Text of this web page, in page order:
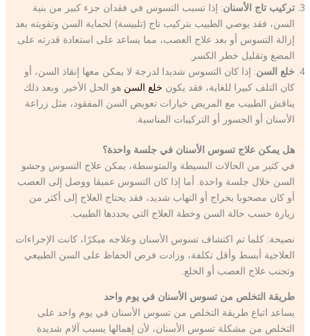
تركيب تاج الأسنان: إذا تسبب التسوس في فقدان جزء كبير من بنية
السن، فقد يوصي الطبيب بتركيب تاج (تلبيسة) لحماية السن وتقويته بعد
إزالة التسوس أو بعد علاج العصب، مما يساعد على استعادة قدرته على
المضغ وتقليل خطر الكسر.
خلع السن: إذا كان التسوس شديدا لدرجة لا يمكن معها إنقاذ السن، أو
كان التلف كبيرا للغاية، فقد يكون خلع السن هو الحل الأخير. وبعد ذلك
يناقش الطبيب مع المريض خيارات تعويض السن المفقود، مثل زراعة
الأسنان أو الجسور أو التركيبات المناسبة.
هل يمكن علاج تسوس الأسنان في جلسة واحدة؟
في كثير من الحالات البسيطة والمتوسطة، يمكن علاج التسوس وحشو
السن خلال جلسة واحدة. أما إذا كان التسوس عميقا ووصل إلى العصب
أو كان مصحوبا بخراج أو التهاب شديد، فقد يحتاج العلاج إلى أكثر من
زيارة حسب حالة السن وخطة العلاج التي يحددها الطبيب.
نصيحة: كلما تم اكتشاف تسوس الأسنان وعلاجه مبكرًا، كانت الإجراءات
العلاجية أبسط وأقل تكلفة، وزادت فرص الحفاظ على السن الطبيعي
وتجنب علاج العصب أو الخلع.
طريقة التخلص من تسوس الأسنان في يوم واحد
يساعد اتباع طريقة التخلص من تسوس الأسنان في يوم واحد على
التخلص من مشكلة تسوس الأسنان، لأن إهمالها يسبب آلام شديدة